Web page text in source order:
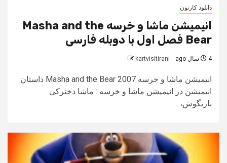
دانلود کارتون
انیمیشن ماشا و خرسه Masha and the
Bear فصل اول با دوبله فارسی
4 سال ago kartvisitirani
انیمیشن ماشا و خرسه Masha and the Bear 2007 داستان
انیمیشن در انیمیشن ماشا و خرسه : ماشا دخترکی
بازیگوش،...